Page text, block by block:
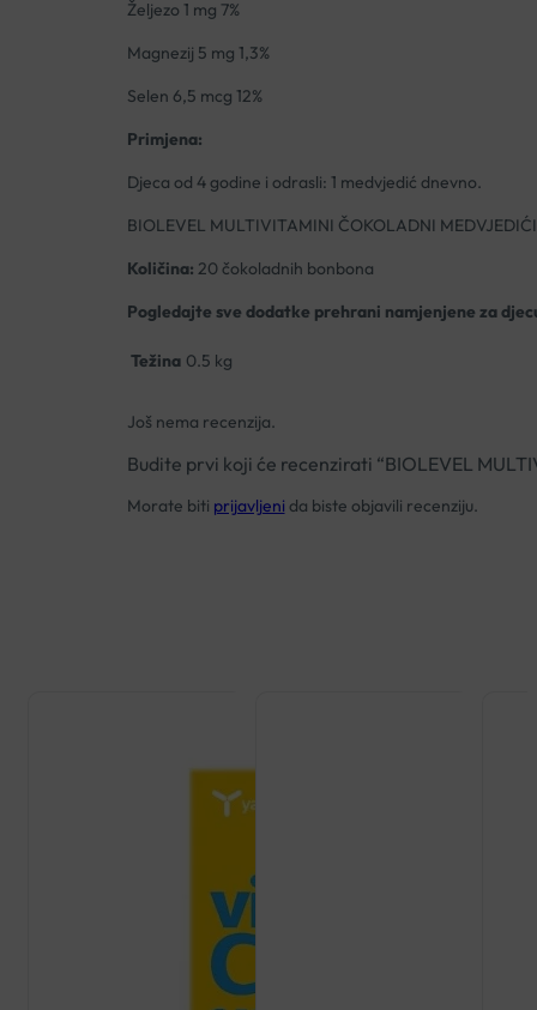
Željezo 1 mg 7%
Magnezij 5 mg 1,3%
Selen 6,5 mcg 12%
Primjena:
Djeca od 4 godine i odrasli: 1 medvjedić dnevno.
BIOLEVEL MULTIVITAMINI ČOKOLADNI
Količina: 20 čokoladnih bonbona
Pogledajte sve dodatke prehrani namjenjene za
Težina 0.5 kg
Još nema recenzija.
Budite prvi koji će recenzirati “BIOLEVEL
Morate biti prijavljeni da biste objavili recenziju.